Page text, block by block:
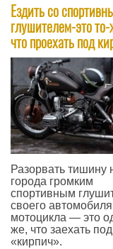
Ездить со
глушителем-это
что проехать под
Разорвать тишину
города громким
спортивным
своего
мотоцикла — это
же, что заехать под
«кирпич».